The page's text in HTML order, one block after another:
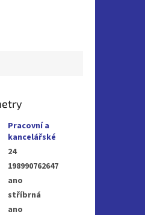
Pracovní a
kancelářské
24
198990762647
ano
stříbrná
ano